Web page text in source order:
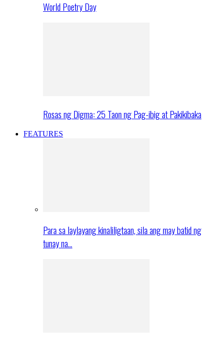
World Poetry Day
Rosas ng Digma: 25 Taon ng Pag-ibig at Pakikibaka
FEATURES
Para sa laylayang kinaliligtaan, sila ang may batid ng
tunay na…